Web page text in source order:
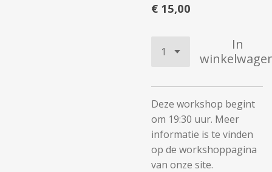
€ 15,00
In
Deze workshop begint
om 19:30 uur. Meer
informatie is te vinden
op de workshoppagina
van onze site.